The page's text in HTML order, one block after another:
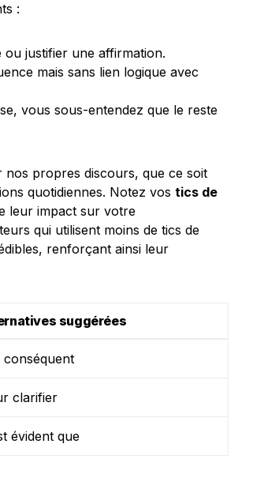
:
justifier une affirmation.
mais sans lien logique avec
vous sous-entendez que le reste
propres discours, que ce soit
quotidiennes. Notez vos tics de
leur impact sur votre
qui utilisent moins de tics de
renforçant ainsi leur
suggérées
conséquent
clarifier
évident que